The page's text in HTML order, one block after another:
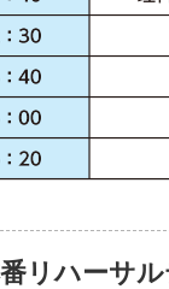
リハーサ